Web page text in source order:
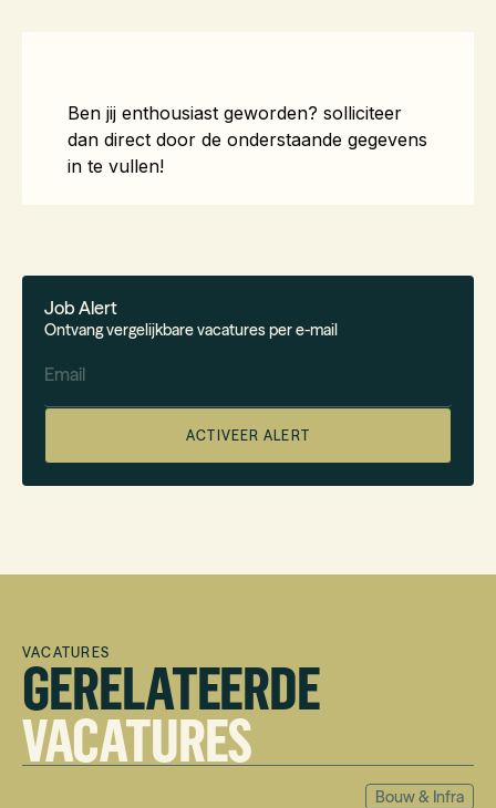
Job Alert
Ontvang vergelijkbare vacatures per e-mail
Email
ACTIVEER ALERT
GERELATEERDE
VACATURES
VACATURES
Bouw & Infra